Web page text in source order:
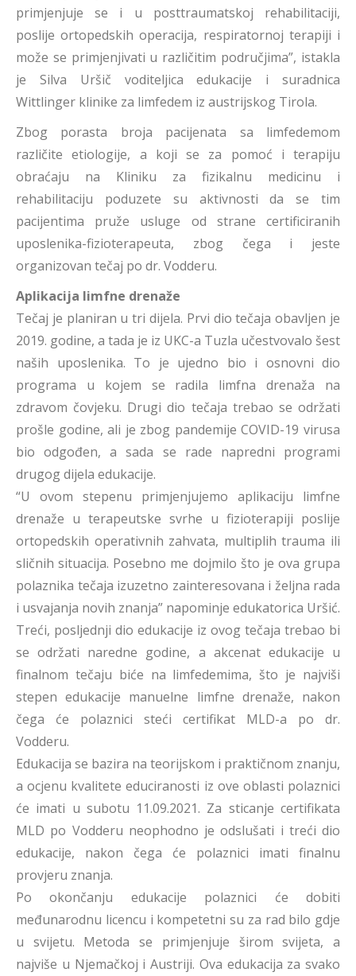
primjenjuje se i u posttraumatskoj rehabilitaciji,
poslije ortopedskih operacija, respiratornoj terapiji i
može se primjenjivati u različitim područjima”, istakla
je Silva Uršič voditeljica edukacije i suradnica
Wittlinger klinike za limfedem iz austrijskog Tirola.
Zbog porasta broja pacijenata sa limfedemom
različite etiologije, a koji se za pomoć i terapiju
obraćaju na Kliniku za fizikalnu medicinu i
rehabilitaciju poduzete su aktivnosti da se tim
pacijentima pruže usluge od strane certificiranih
uposlenika-fizioterapeuta, zbog čega i jeste
organizovan tečaj po dr. Vodderu.
Aplikacija limfne drenaže
Tečaj je planiran u tri dijela. Prvi dio tečaja obavljen je
2019. godine, a tada je iz UKC-a Tuzla učestvovalo šest
naših uposlenika. To je ujedno bio i osnovni dio
programa u kojem se radila limfna drenaža na
zdravom čovjeku. Drugi dio tečaja trebao se održati
prošle godine, ali je zbog pandemije COVID-19 virusa
bio odgođen, a sada se rade napredni programi
drugog dijela edukacije.
“U ovom stepenu primjenjujemo aplikaciju limfne
drenaže u terapeutske svrhe u fizioterapiji poslije
ortopedskih operativnih zahvata, multiplih trauma ili
sličnih situacija. Posebno me dojmilo što je ova grupa
polaznika tečaja izuzetno zainteresovana i željna rada
i usvajanja novih znanja” napominje edukatorica Uršić.
Treći, posljednji dio edukacije iz ovog tečaja trebao bi
se održati naredne godine, a akcenat edukacije u
finalnom tečaju biće na limfedemima, što je najviši
stepen edukacije manuelne limfne drenaže, nakon
čega će polaznici steći certifikat MLD-a po dr.
Vodderu.
Edukacija se bazira na teorijskom i praktičnom znanju,
a ocjenu kvalitete educiranosti iz ove oblasti polaznici
će imati u subotu 11.09.2021. Za sticanje certifikata
MLD po Vodderu neophodno je odslušati i treći dio
edukacije, nakon čega će polaznici imati finalnu
provjeru znanja.
Po okončanju edukacije polaznici će dobiti
međunarodnu licencu i kompetetni su za rad bilo gdje
u svijetu. Metoda se primjenjuje širom svijeta, a
najviše u Njemačkoj i Austriji. Ova edukacija za svako